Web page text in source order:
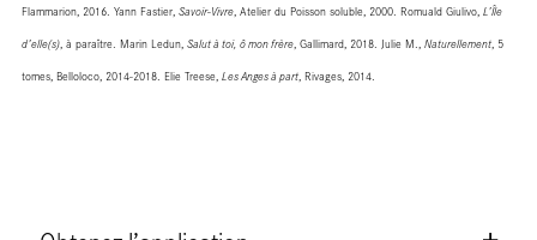
Flammarion, 2016. Yann Fastier, Savoir-Vivre, Atelier du Poisson soluble, 2000. Romuald Giulivo, L’Île
d’elle(s), à paraître. Marin Ledun, Salut à toi, ô mon frère, Gallimard, 2018. Julie M., Naturellement, 5
tomes, Belloloco, 2014-2018. Elie Treese, Les Anges à part, Rivages, 2014.